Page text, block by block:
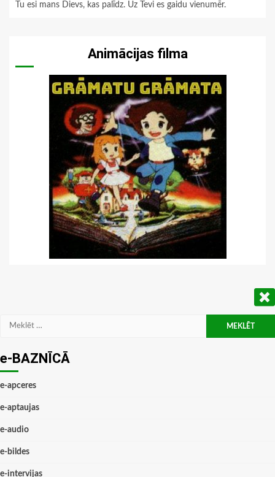
Tu esi mans Dievs, kas palīdz. Uz Tevi es gaidu vienumēr.
Animācijas filma
Meklēt:
e-BAZNĪCĀ
e-apceres
e-aptaujas
e-audio
e-bildes
e-intervijas